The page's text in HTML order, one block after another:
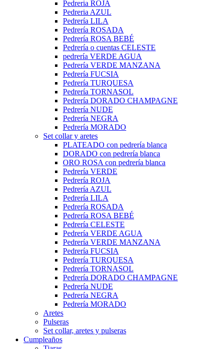
Pedreria ROJA
Pedreria AZUL
Pedrería LILA
Pedrería ROSADA
Pedrería ROSA BEBÉ
Pedrería o cuentas CELESTE
pedrería VERDE AGUA
Pedrería VERDE MANZANA
Pedrería FUCSIA
Pedrería TURQUESA
Pedrería TORNASOL
Pedrería DORADO CHAMPAGNE
Pedrería NUDE
Pedrería NEGRA
Pedrería MORADO
Set collar y aretes
PLATEADO con pedrería blanca
DORADO con pedrería blanca
ORO ROSA con pedrería blanca
Pedrería VERDE
Pedrería ROJA
Pedrería AZUL
Pedrería LILA
Pedrería ROSADA
Pedrería ROSA BEBÉ
Pedrería CELESTE
Pedrería VERDE AGUA
Pedrería VERDE MANZANA
Pedrería FUCSIA
Pedrería TURQUESA
Pedrería TORNASOL
Pedrería DORADO CHAMPAGNE
Pedrería NUDE
Pedrería NEGRA
Pedrería MORADO
Aretes
Pulseras
Set collar, aretes y pulseras
Cumpleaños